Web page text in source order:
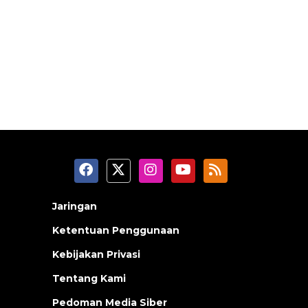
Jaringan
Ketentuan Penggunaan
Kebijakan Privasi
Tentang Kami
Pedoman Media Siber